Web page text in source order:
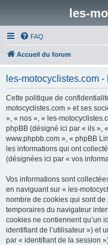
les-
FAQ
Accueil du forum
les-motocyclistes.com
Cette politique de
motocyclistes.com » et ses
», « nos », « les-
phpBB (désigné ici par « ils »,
www.phpbb.com », « phpBB
les informations qui ont
(désignées ici par « vos
Vos informations sont
en naviguant sur « les-
nombre de cookies qui sont
temporaires du navigateur
cookies ne contiennent qu’un
identifiant de l’utilisateur ») et
par « identifiant de la session